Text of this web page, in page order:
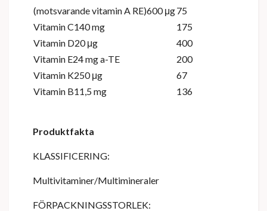
(motsvarande vitamin A RE)600 μg75
Vitamin C140 mg
175
Vitamin D20 μg
400
Vitamin E24 mg a-TE
200
Vitamin K250 μg
67
Vitamin B11,5 mg
136
Produktfakta
KLASSIFICERING:
Multivitaminer/Multimineraler
FÖRPACKNINGSSTORLEK: